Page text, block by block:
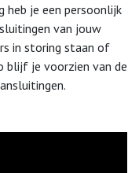
heb je een persoonlijk
van jouw
in storing staan of
blijf je voorzien van de